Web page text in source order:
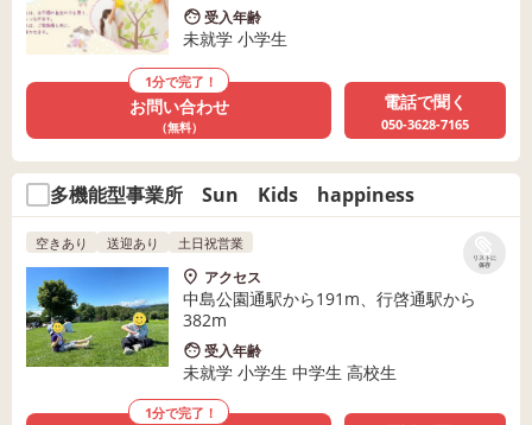
受入年齢
未就学 小学生
1分で完了！
お問い合わせ
（無料）
電話で聞く
050-3628-7165
多機能型事業所 Sun Kids happiness
リストに
保存
空きあり 送迎あり 土日祝営業
アクセス
中島公園通駅から191m、行啓通駅から
382m
受入年齢
未就学 小学生 中学生 高校生
1分で完了！